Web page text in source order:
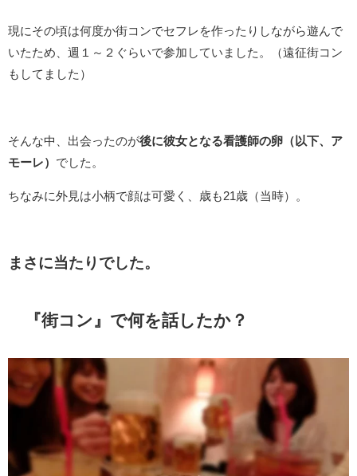
現にその頃は何度か街コンでセフレを作ったりしながら遊んで
いたため、週１～２ぐらいで参加していました。（遠征街コン
もしてました）
そんな中、出会ったのが後に彼女となる看護師の卵（以下、ア
モーレ） でした。
ちなみに外見は小柄で顔は可愛く、歳も21歳（当時）。
まさに当たりでした。
『街コン』で何を話したか？